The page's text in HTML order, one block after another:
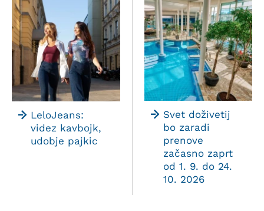
LeloJeans:
videz kavbojk,
udobje pajkic
Svet doživetij
bo zaradi
prenove
začasno zaprt
od 1. 9. do 24.
10. 2026